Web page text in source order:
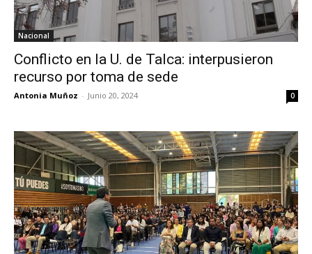
Nacional
Conflicto en la U. de Talca: interpusieron
recurso por toma de sede
Antonia Muñoz - Junio 20, 2024 0